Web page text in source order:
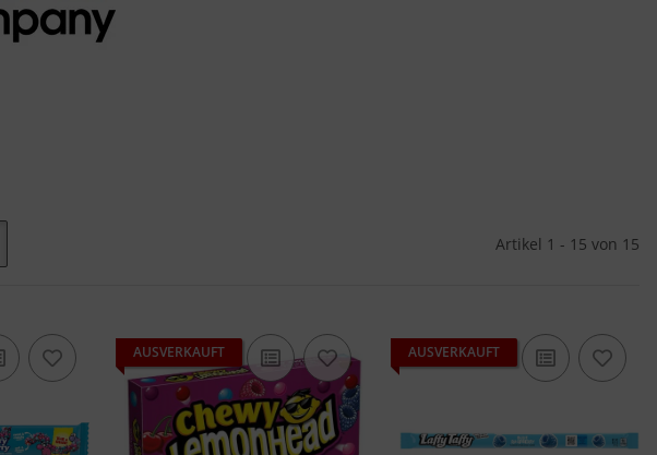
Artikel 1 - 15 von 15
AUSVERKAUFT AUSVERKAUFT